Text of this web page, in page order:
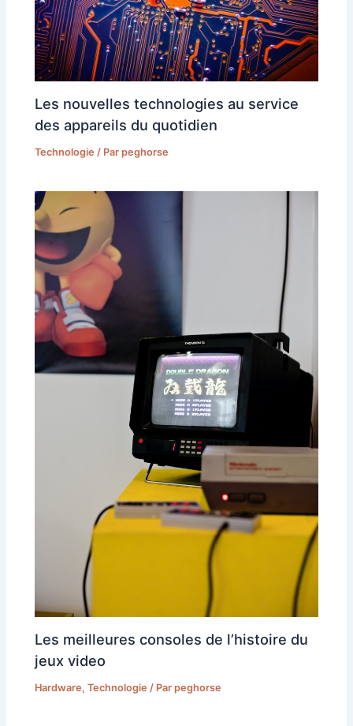
Les nouvelles technologies au service
des appareils du quotidien
Technologie / Parpeghorse
Les meilleures consoles de l’histoire du
jeux video
Hardware,Technologie / Parpeghorse